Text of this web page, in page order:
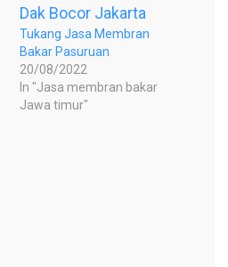
Tukang Jasa Membran
Bakar Pasuruan
20/08/2022
In "Jasa membran bakar
Jawa timur"